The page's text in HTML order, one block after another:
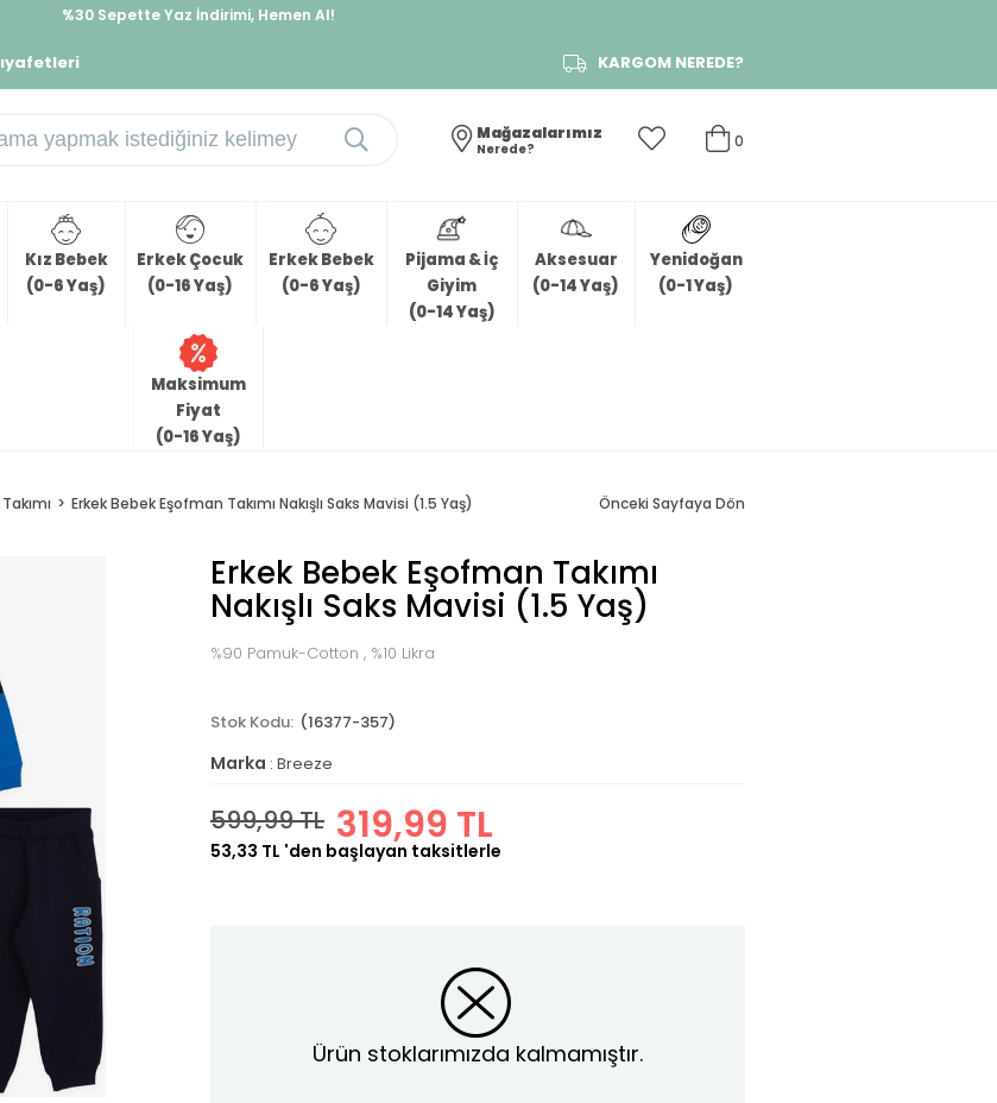
%30 Sepette Yaz İndirimi, Hemen Al!
KARGOM NEREDE?
0
Mağazalarımız
Nerede?
Kız Bebek
(0-6 Yaş)
Erkek Çocuk
(0-16 Yaş)
Erkek Bebek
(0-6 Yaş)
Pijama & İç
Giyim
(0-14 Yaş)
Aksesuar
(0-14 Yaş)
Yenidoğan
(0-1 Yaş)
Maksimum
Fiyat
(0-16 Yaş)
Erkek Bebek Eşofman Takımı Nakışlı Saks Mavisi (1.5 Yaş) Önceki Sayfaya Dön
Erkek Bebek Eşofman Takımı
Nakışlı Saks Mavisi (1.5 Yaş)
%90 Pamuk-Cotton , %10 Likra
(16377-357)
Marka : Breeze
599,99 TL 319,99 TL
53,33 TL 'den başlayan taksitlerle
Ürün stoklarımızda kalmamıştır.